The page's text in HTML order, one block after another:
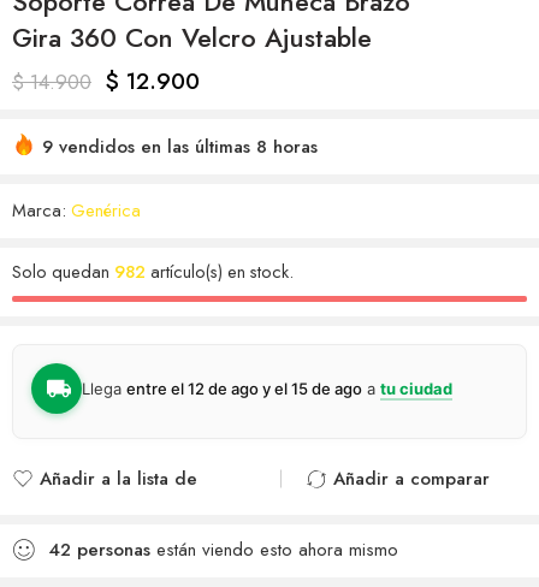
Gira 360 Con Velcro Ajustable
$14.900 $ 12.900
9 vendidos en las últimas 8 horas
Marca: Genérica
Solo quedan 982 artículo(s) en stock.
Llega entre el 12 de ago y el 15 de ago a tu ciudad
Añadir a la lista de
Añadido a la lista de
deseos
Añadir a comparar
42 personas están viendo esto ahora mismo